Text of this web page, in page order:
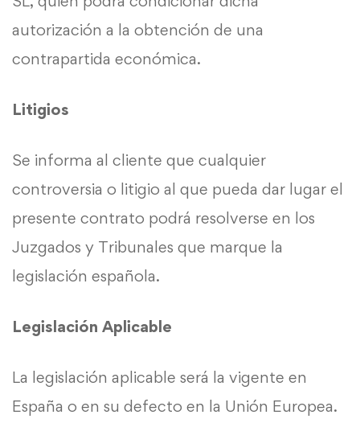
autorización a la obtención de una
contrapartida económica.
Litigios
Se informa al cliente que cualquier
controversia o litigio al que pueda dar lugar el
presente contrato podrá resolverse en los
Juzgados y Tribunales que marque la
legislación española.
Legislación Aplicable
La legislación aplicable será la vigente en
España o en su defecto en la Unión Europea.